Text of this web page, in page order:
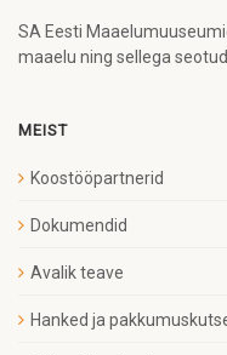
SA Eesti
maaelu ning sellega
MEIST
Koostööpartnerid
Dokumendid
Avalik teave
Hanked ja